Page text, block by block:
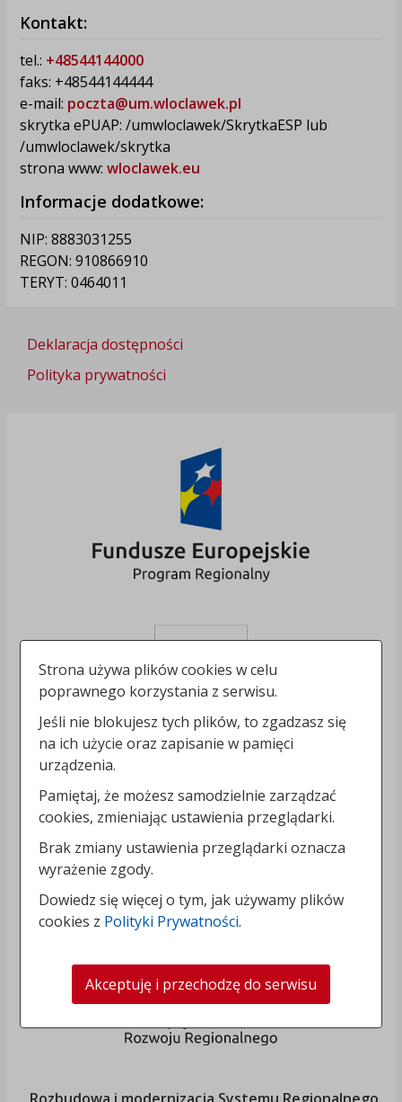
Kontakt:
tel.: +48544144000
faks: +48544144444
e-mail: poczta@um.wloclawek.pl
skrytka ePUAP: /umwloclawek/SkrytkaESP lub
/umwloclawek/skrytka
strona www: wloclawek.eu
Informacje dodatkowe:
NIP: 8883031255
REGON: 910866910
TERYT: 0464011
Deklaracja dostępności
Polityka prywatności
Strona używa plików cookies w celu
poprawnego korzystania z serwisu.
Jeśli nie blokujesz tych plików, to zgadzasz się
na ich użycie oraz zapisanie w pamięci
urządzenia.
Pamiętaj, że możesz samodzielnie zarządzać
cookies, zmieniając ustawienia przeglądarki.
Brak zmiany ustawienia przeglądarki oznacza
wyrażenie zgody.
Dowiedz się więcej o tym, jak używamy plików
cookies z Polityki Prywatności.
Akceptuję i przechodzę do serwisu